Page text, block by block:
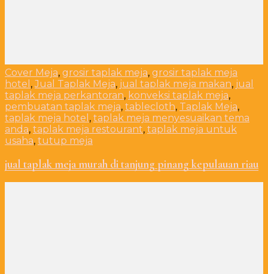
Cover Meja, grosir taplak meja, grosir taplak meja
hotel ,Jual Taplak Meja, jual taplak meja makan, jual
taplak meja perkantoran, konveksi taplak meja,
pembuatan taplak meja, tablecloth, Taplak Meja,
taplak meja hotel , taplak meja menyesuaikan tema
anda, taplak meja restourant, taplak meja untuk
usaha, tutup meja
jual taplak meja murah di tanjung pinang kepulauan riau